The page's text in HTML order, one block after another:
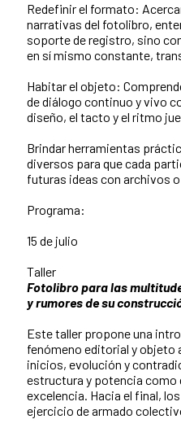
Redefinir el formato:
narrativas del fotolibro,
soporte de registro, sino
en sí mismo constante,
Habitar el objeto:
de diálogo continuo y vivo
diseño, el tacto y el ritmo
Brindar herramientas
diversos para que cada
futuras ideas con archivos
Programa:
15 de julio
Taller
Fotolibro para las
y rumores de su
Este taller propone una
fenómeno editorial y objeto
inicios, evolución y
estructura y potencia
excelencia. Hacia el final,
ejercicio de armado